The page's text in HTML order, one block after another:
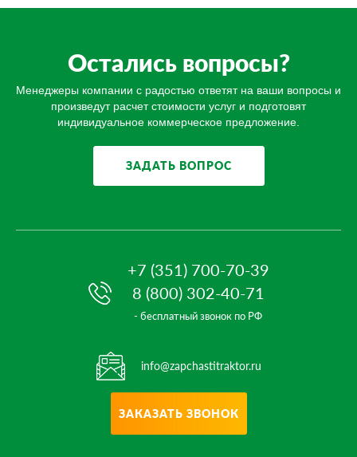
Остались вопросы?
Менеджеры компании с радостью ответят на ваши вопросы и
произведут расчет стоимости услуг и подготовят
индивидуальное коммерческое предложение.
ЗАДАТЬ ВОПРОС
+7 (351) 700-70-39
8 (800) 302-40-71
- бесплатный звонок по РФ
info@zapchastitraktor.ru
ЗАКАЗАТЬ ЗВОНОК